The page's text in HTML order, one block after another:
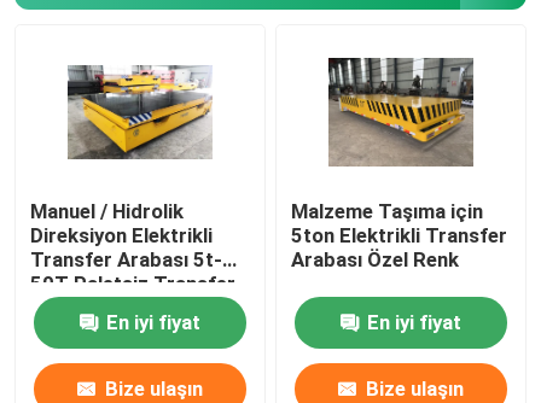
Hafif Hizmet Vinci
Akıllı Vinç
Döküm Vinci
Kapma vinci
Akıllı Şarj İstasyonu
Manuel / Hidrolik
Direksiyon Elektrikli
Transfer Arabası 5t-
50T Paletsiz Transfer
Arabası
En iyi fiyat
Bize ulaşın
Malzeme Taşıma için
5ton Elektrikli Transfer
Arabası Özel Renk
En iyi fiyat
Bize ulaşın